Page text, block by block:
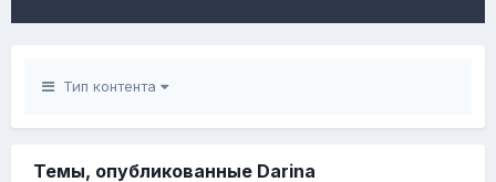
Тип контента
Темы, опубликованные Darina